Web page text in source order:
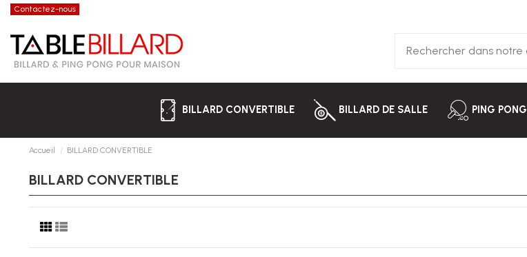
Contactez-nous
BILLARD CONVERTIBLE BILLARD DE SALLE PING PONG
Accueil BILLARD CONVERTIBLE
BILLARD CONVERTIBLE